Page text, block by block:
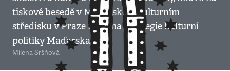
tiskové besedě v Maďarském kulturním
středisku v Praze na téma Strategie kulturní
politiky Maďarska.
Milena Sršňová